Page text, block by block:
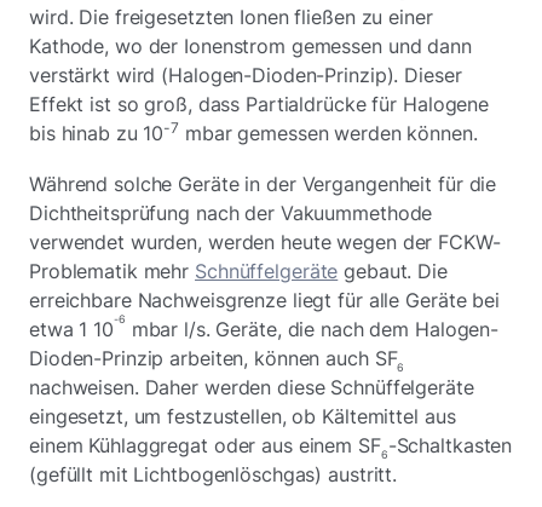
wird. Die freigesetzten Ionen fließen zu einer
Kathode, wo der Ionenstrom gemessen und dann
verstärkt wird (Halogen-Dioden-Prinzip). Dieser
Effekt ist so groß, dass Partialdrücke für Halogene
bis hinab zu 10-7 mbar gemessen werden können.
Während solche Geräte in der Vergangenheit für die
Dichtheitsprüfung nach der Vakuummethode
verwendet wurden, werden heute wegen der FCKW-
Problematik mehr Schnüffelgeräte gebaut. Die
erreichbare Nachweisgrenze liegt für alle Geräte bei
etwa 1 10-6
mbar l/s. Geräte, die nach dem Halogen-
Dioden-Prinzip arbeiten, können auch SF6
nachweisen. Daher werden diese Schnüffelgeräte
eingesetzt, um festzustellen, ob Kältemittel aus
einem Kühlaggregat oder aus einem SF6-Schaltkasten
(gefüllt mit Lichtbogenlöschgas) austritt.